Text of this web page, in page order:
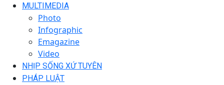
MULTIMEDIA
Photo
Infographic
Emagazine
Video
NHỊP SỐNG XỨ TUYÊN
PHÁP LUẬT